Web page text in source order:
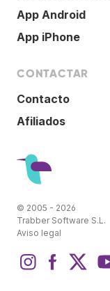
App Android
App iPhone
CONTACTAR
Contacto
Afiliados
© 2005 - 2026
Trabber Software S.L.
Aviso legal